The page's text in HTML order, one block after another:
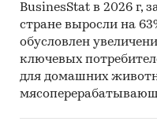
BusinesStat в 2026 г,
стране выросли на
обусловлен
ключевых
для домашних